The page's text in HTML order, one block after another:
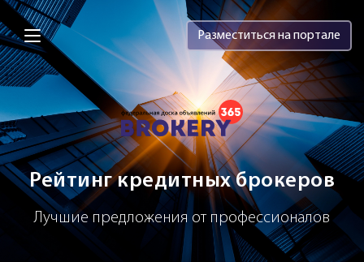
Brokery365 - Рейтинг кредитных
Разместиться на портале
Рейтинг кредитных брокеров
Лучшие предложения от профессионалов